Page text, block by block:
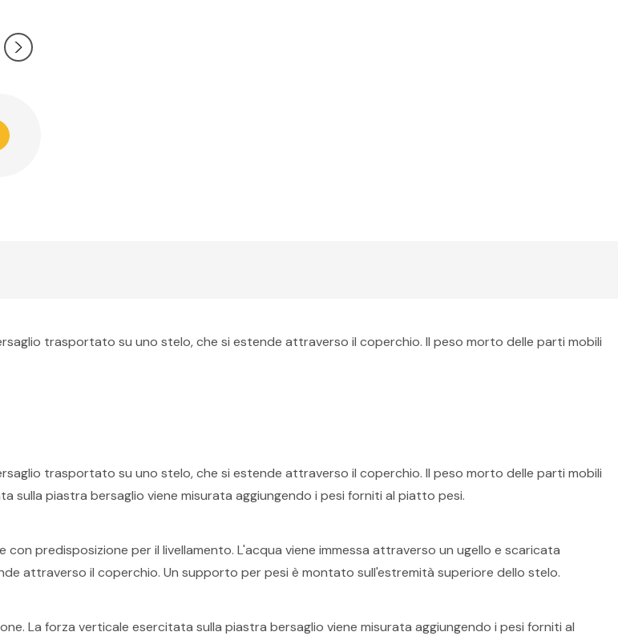
trasportato su uno stelo, che si estende attraverso il coperchio. Il peso morto delle parti mobili
trasportato su uno stelo, che si estende attraverso il coperchio. Il peso morto delle parti mobili
piastra bersaglio viene misurata aggiungendo i pesi forniti al piatto pesi.
predisposizione per il livellamento. L'acqua viene immessa attraverso un ugello e scaricata
attraverso il coperchio. Un supporto per pesi è montato sull'estremità superiore dello stelo.
La forza verticale esercitata sulla piastra bersaglio viene misurata aggiungendo i pesi forniti al